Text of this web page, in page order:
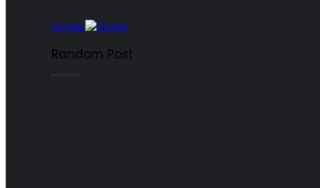
Destita.
Random Post